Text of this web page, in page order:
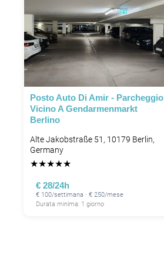
Posto Auto Di Amir - Parcheggio
Vicino A Gendarmenmarkt
Berlino
Alte Jakobstraße 51, 10179 Berlin,
Germany
★★★★★
€ 28/24h
€ 100/settimana · € 250/mese
Durata minima: 1 giorno